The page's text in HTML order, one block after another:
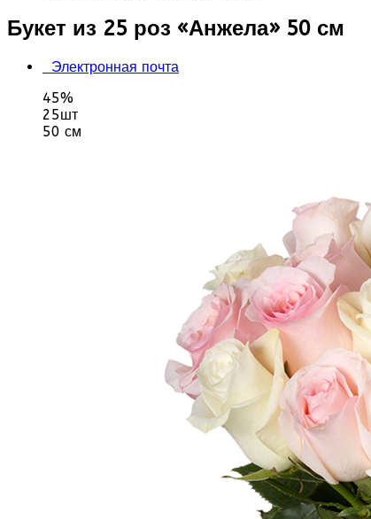
Букет из 25 роз «Анжела» 50 см
Электронная почта
45%
25шт
50 см